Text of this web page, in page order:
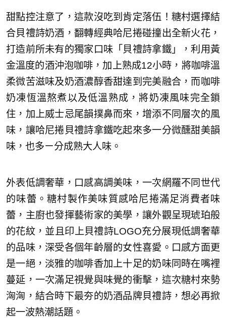
甜點控注意了，這款沒吃到肯定落伍！糖村選擇結
合貝禮詩奶酒，翻轉經典哈尼捲碰撞出全新火花，
打造前所未有的獨家口味「貝禮詩拿鐵」，利用黃
金溫度的酒沖泡咖啡，加上熟成12小時，將咖啡溫
柔微苦滋味及奶酒濃醇香甜達到完美融合，而咖啡
奶凍恆溫熬煮以及低溫熟成，將奶凍風味完全鎖
住，加上威士忌尾韻撲鼻而來，增添不同層次的風
味，讓哈尼捲貝禮詩拿鐵吃起來多一分微醺甜美韻
味，也多ㄧ分成熟大人味。
外表低調奢華，口感高調美味，一次網羅不同世代
的味蕾。糖村製作美味質感哈尼捲滿足消費者味
蕾，主廚也發揮藝術家的美學，讓外觀呈現琥珀般
的花紋，並且印上貝禮詩LOGO充分展現低調奢華
的品味，深受各個年齡層的女性喜愛。口感方面更
是一絕，淡雅的咖啡香加上十足的奶味同時在嘴裡
蔓延，一次滿足視覺與味覺的衝擊，這次糖村來勢
洶洶，結合時下最夯的奶酒品牌貝禮詩，想必再掀
起一波熱潮話題。